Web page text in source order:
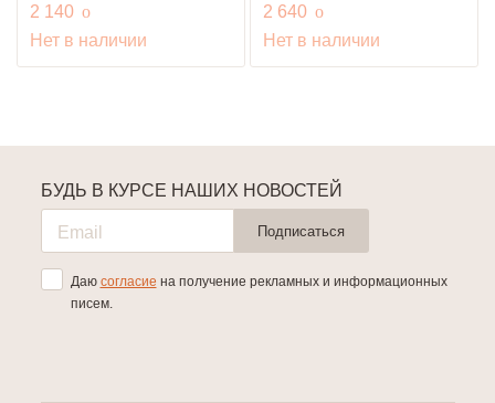
2 140 руб.
o
Нет в наличии
2 640 руб.
o
Нет в наличии
БУДЬ В КУРСЕ НАШИХ НОВОСТЕЙ
Подписаться
Даю согласие на получение рекламных и информационных
писем.